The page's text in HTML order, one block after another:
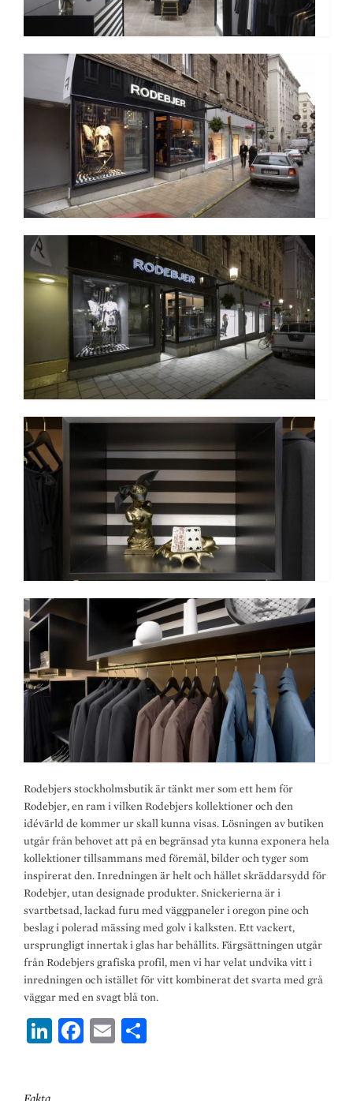
Rodebjers stockholmsbutik är tänkt mer som ett hem för
Rodebjer, en ram i vilken Rodebjers kollektioner och den
idévärld de kommer ur skall kunna visas. Lösningen av butiken
utgår från behovet att på en begränsad yta kunna exponera hela
kollektioner tillsammans med föremål, bilder och tyger som
inspirerat den. Inredningen är helt och hållet skräddarsydd för
Rodebjer, utan designade produkter. Snickerierna är i
svartbetsad, lackad furu med väggpaneler i oregon pine och
beslag i polerad mässing med golv i kalksten. Ett vackert,
ursprungligt innertak i glas har behållits. Färgsättningen utgår
från Rodebjers grafiska profil, men vi har velat undvika vitt i
inredningen och istället för vitt kombinerat det svarta med grå
väggar med en svagt blå ton.
Li Fa E